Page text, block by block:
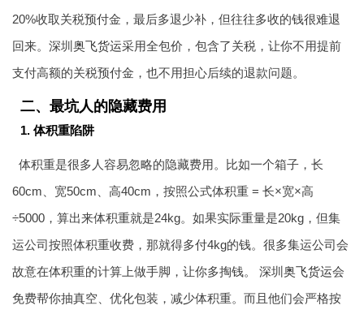
20%收取关税预付金，最后多退少补，但往往多收的钱很难退
回来。深圳 奥飞货运采用全包价，包含了关税，让你不用提前
支付高额的关税预付金，也不用担心后续的退款问题。
二、最坑人的隐藏费用
1. 体积重陷阱
体积重是很多人容易忽略的隐藏费用。比如一个箱子，长
60cm、宽50cm、高40cm，按照公式体积重 = 长×宽×高
÷5000，算出来体积重就是24kg。如果实际重量是20kg，但集
运公司按照体积重收费，那就得多付4kg的钱。很多集运公司会
故意在体积重的计算上做手脚，让你多掏钱。 深圳 奥飞货运会
免费帮你抽真空、优化包装，减少体积重。而且他们会严格按